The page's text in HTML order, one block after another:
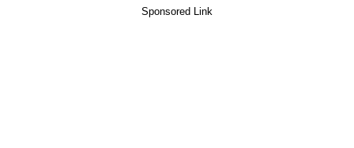
Sponsored Link